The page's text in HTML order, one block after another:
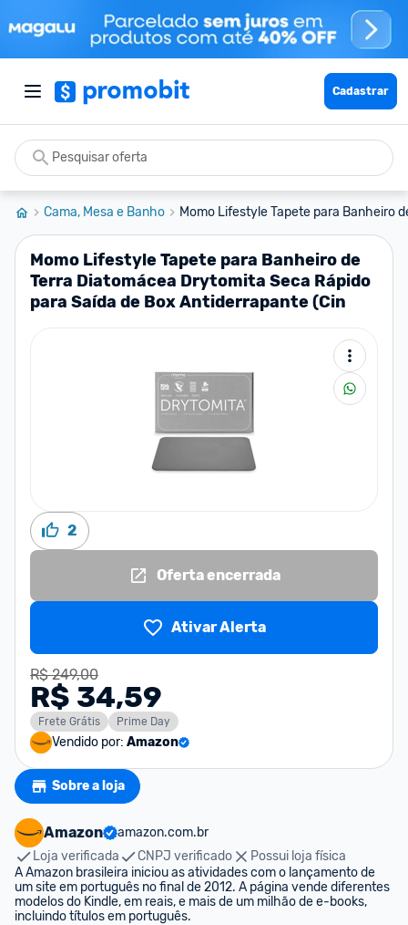
Cadastrar
Cama, Mesa e Banho Momo Lifestyle Tapete para Banheiro
Momo Lifestyle Tapete para Banheiro de
Terra Diatomácea Drytomita Seca Rápido
para Saída de Box Antiderrapante (Cin
2
Oferta encerrada
Ativar Alerta
R$ 249,00
R$ 34,59
Frete Grátis Prime Day
Vendido por: Amazon
Sobre a loja
Amazon
amazon.com.br
Loja verificada
CNPJ verificado
Possui loja física
A Amazon brasileira iniciou as atividades com o lançamento de
um site em português no final de 2012. A página vende diferentes
modelos do Kindle, em reais, e mais de um milhão de e-books,
incluindo títulos em português.